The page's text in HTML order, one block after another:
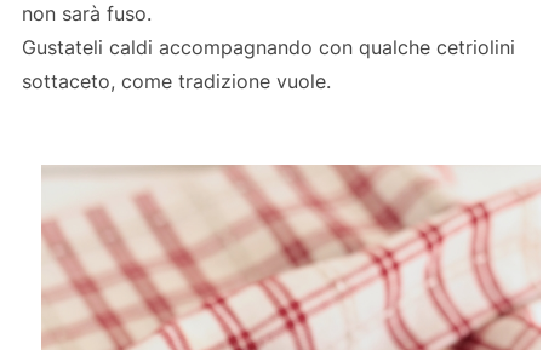
non sarà fuso.
Gustateli caldi accompagnando con qualche cetriolini
sottaceto, come tradizione vuole.